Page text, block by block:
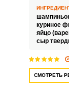
куриное
яйцо
сыр
СМОТРЕТЬ